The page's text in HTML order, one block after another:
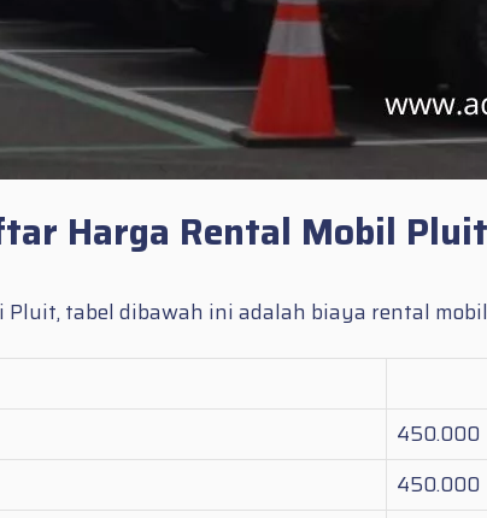
Harga Rental Mobil Pluit
tabel dibawah ini adalah biaya rental
450.000
450.000